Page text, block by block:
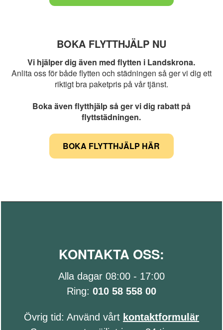
BOKA FLYTTHJÄLP NU
Vi hjälper dig även med flytten i Landskrona.
Anlita oss för både flytten och städningen så ger vi dig ett
riktigt bra paketpris på vår tjänst.
Boka även flytthjälp så ger vi dig rabatt på
flyttstädningen.
BOKA FLYTTHJÄLP HÄR
KONTAKTA OSS:
Alla dagar 08:00 - 17:00
Ring: 010 58 558 00
Övrig tid: Använd vårt kontaktformulär